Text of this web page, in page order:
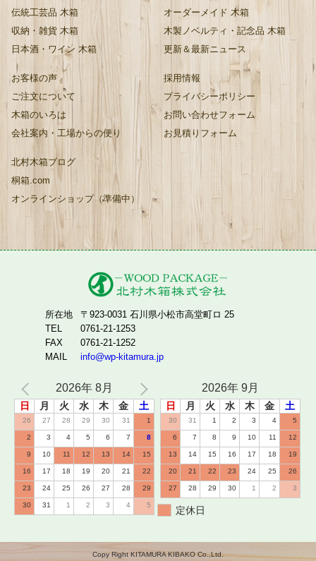
伝統工芸品 木箱
収納・雑貨 木箱
日本酒・ワイン 木箱
オーダーメイド 木箱
木製ノベルティ・記念品 木箱
更新＆最新ニュース
お客様の声
ご注文について
木箱のいろは
会社案内・工場からの便り
採用情報
プライバシーポリシー
お問い合わせフォーム
お見積りフォーム
北村木箱ブログ
桐箱.com
オンラインショップ（準備中）
所在地
〒923-0031 石川県小松市高堂町ロ 25
TEL
0761-21-1253
FAX
0761-21-1252
MAIL
info@wp-kitamura.jp
2026年 8月
日 月 火 水 木 金 土
26 27 28 29 30 31 1
2 3 4 5 6 7 8
9 10 11 12 13 14 15
16 17 18 19 20 21 22
23 24 25 26 27 28 29
30 31 1 2 3 4 5
2026年 9月
日 月 火 水 木 金 土
30 31 1 2 3 4 5
6 7 8 9 10 11 12
13 14 15 16 17 18 19
20 21 22 23 24 25 26
27 28 29 30 1 2 3
定休日
Copy Right KITAMURA KIBAKO Co.,Ltd.